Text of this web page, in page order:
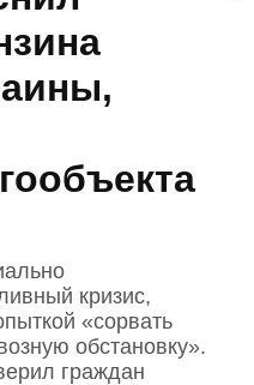
кризис,
«сорвать
обстановку».
граждан